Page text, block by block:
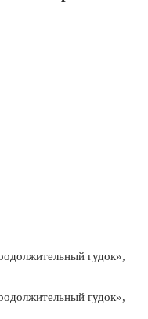
гудок»,
гудок»,